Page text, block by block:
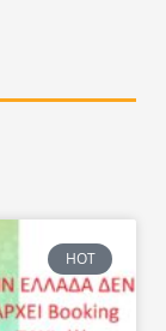
HOT